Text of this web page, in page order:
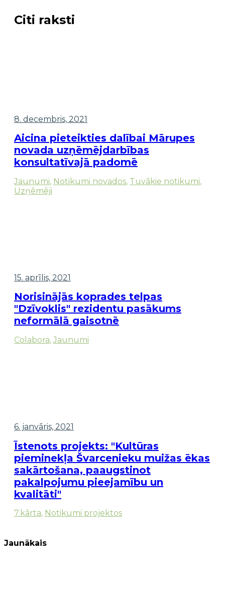
Citi raksti
8. decembris, 2021
Aicina pieteikties dalībai Mārupes
novada uzņēmējdarbības
konsultatīvajā padomē
Jaunumi, Notikumi novados, Tuvākie notikumi,
Uzņēmēji
15. aprīlis, 2021
Norisinājās koprades telpas
"Dzīvoklis" rezidentu pasākums
neformālā gaisotnē
Colabora, Jaunumi
6. janvāris, 2021
Īstenots projekts: "Kultūras
pieminekļa Švarcenieku muižas ēkas
sakārtošana, paaugstinot
pakalpojumu pieejamību un
kvalitāti"
7.kārta, Notikumi projektos
Jaunākais